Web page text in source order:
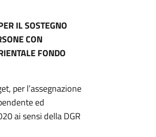
IL SOSTEGNO
CON
FONDO
per l’assegnazione
ed
ai sensi della DGR